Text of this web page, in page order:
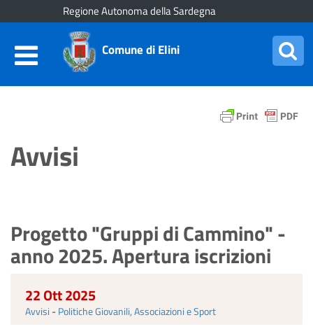
Regione Autonoma della Sardegna
Comune di Elini
Avvisi
Progetto "Gruppi di Cammino" -
anno 2025. Apertura iscrizioni
22 Ott 2025
Avvisi - Politiche Giovanili, Associazioni e Sport